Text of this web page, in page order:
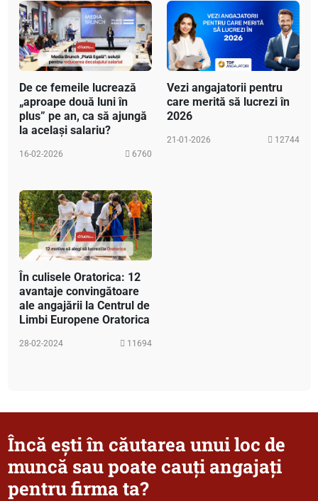
De ce femeile lucrează
„aproape două luni în
plus” pe an, ca să ajungă
la același salariu?
16-02-2026 6760
Vezi angajatorii pentru
care merită să lucrezi în
2026
21-01-2026 12744
În culisele Oratorica: 12
avantaje convingătoare
ale angajării la Centrul de
Limbi Europene Oratorica
28-02-2024 11694
Încă ești în căutarea unui loc de
muncă sau poate cauți angajați
pentru firma ta?